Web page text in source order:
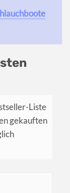
Liste
gekauften